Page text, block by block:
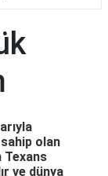
olan
Texans
ve dünya